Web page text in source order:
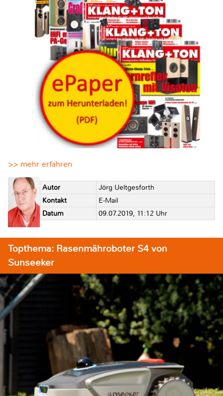
>> mehr erfahren
Autor
Jörg Ueltgesforth
Kontakt
E-Mail
Datum
09.07.2019, 11:12 Uhr
Topthema: Rasenmähroboter S4 von
Sunseeker